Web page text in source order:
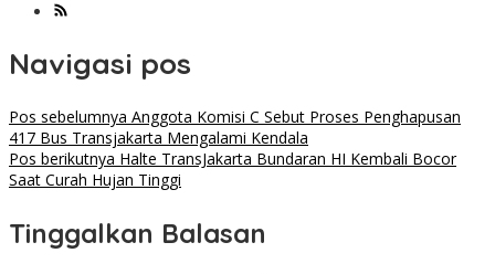
Navigasi pos
Pos sebelumnya Anggota Komisi C Sebut Proses Penghapusan
417 Bus Transjakarta Mengalami Kendala
Pos berikutnya Halte TransJakarta Bundaran HI Kembali Bocor
Saat Curah Hujan Tinggi
Tinggalkan Balasan